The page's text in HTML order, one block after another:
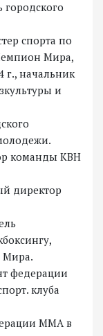
городского
спорта по
Мира,
г., начальник
и
команды КВН
директор
Мира.
федерации
клуба
ММА в